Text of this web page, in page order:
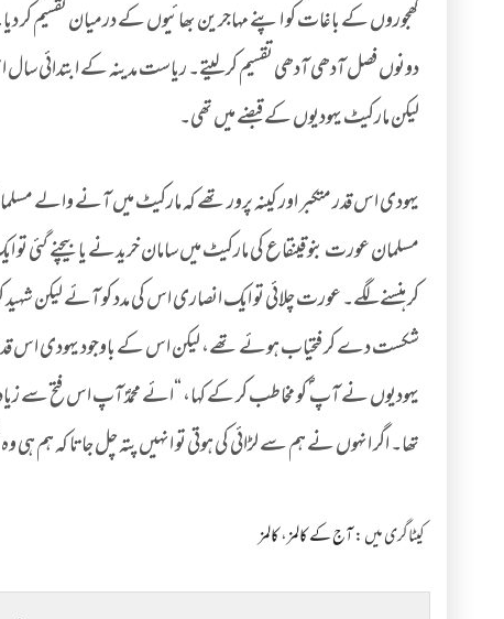
کھجوروں کے باغات کو اپنے مہاجرین بھائیوں کے درمیان تقسیم کر
دونوں فصل آدھی آدھی تقسیم کر لیتے۔ ریاست مدینہ کے ابتدائی
لیکن مارکیٹ یہودیوں کے قبضے میں تھی۔
یہودی اس قدر متکبر اور کینہ پرور تھے کہ مارکیٹ میں آنے والے
مسلمان عورت بنو قینقاع کی مارکیٹ میں سامان خریدنے یا بیچنے گئی
کر ہنسنے لگے۔ عورت چلائی تو ایک انصاری اس کی مدد کو آئے لیکن
شکست دے کر فتحیاب ہوئے تھے، لیکن اس کے باوجود یہودی اس قدر
یہودیوں نے آپ ؐ کو مخاطب کر کے کہا، “ائے محمدؐ آپ اس فتح سے
تھا۔ اگر انہوں نے ہم سے لڑائی کی ہوتی تو انہیں پتہ چل جاتا کہ ہم
کیٹاگری میں :آج کے کالمز،کالمز